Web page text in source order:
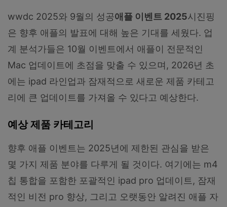
wwdc 2025와 9월의 성공애플 이벤트 2025시진핑
은 향후 애플의 발표에 대해 높은 기대를 세웠다. 업
계 분석가들은 10월 이벤트에서 애플이 전문적인
Mac 업데이트에 초점을 맞출 수 있으며, 2026년 초
에는 ipad 라인업과 잠재적으로 새로운 제품 카테고
리에 큰 업데이트를 가져올 수 있다고 예상한다.
예상 제품 카테고리
향후 애플 이벤트는 2025년에 제한된 관심을 받은
몇 가지 제품 분야를 다루게 될 것이다. 여기에는 m4
칩 통합을 포함한 포괄적인 ipad pro 업데이트, 잠재
적인 비전 pro 향상, 그리고 오랫동안 알려진 애플 자